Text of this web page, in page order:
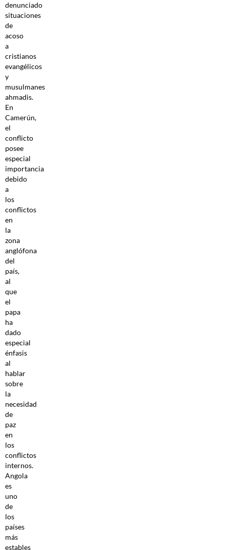
denunciado
situaciones
de
acoso
a
cristianos
evangélicos
y
musulmanes
ahmadis.
En
Camerún,
el
conflicto
posee
especial
importancia
debido
a
los
conflictos
en
la
zona
anglófona
del
país,
al
que
el
papa
ha
dado
especial
énfasis
al
hablar
sobre
la
necesidad
de
paz
en
los
conflictos
internos.
Angola
es
uno
de
los
países
más
estables